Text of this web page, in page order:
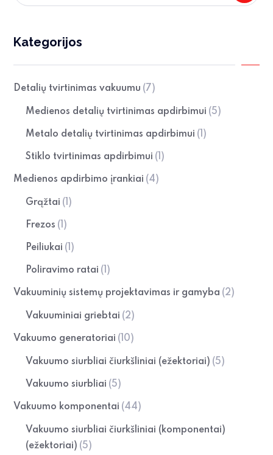
Kategorijos
Detalių tvirtinimas vakuumu (7)
Medienos detalių tvirtinimas apdirbimui (5)
Metalo detalių tvirtinimas apdirbimui (1)
Stiklo tvirtinimas apdirbimui (1)
Medienos apdirbimo įrankiai (4)
Grąžtai (1)
Frezos (1)
Peiliukai (1)
Poliravimo ratai (1)
Vakuuminių sistemų projektavimas ir gamyba (2)
Vakuuminiai griebtai (2)
Vakuumo generatoriai (10)
Vakuumo siurbliai čiurkšliniai (ežektoriai) (5)
Vakuumo siurbliai (5)
Vakuumo komponentai (44)
Vakuumo siurbliai čiurkšliniai (komponentai)
(ežektoriai) (5)